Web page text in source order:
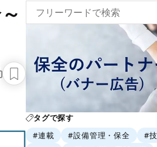
タグで探す
#連載
#設備管理・保全
#